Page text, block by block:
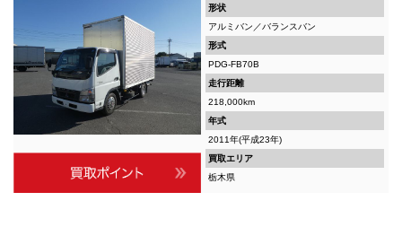
形状
アルミバン／バランスバン
形式
PDG-FB70B
走行距離
218,000km
年式
2011年(平成23年)
買取エリア
栃木県